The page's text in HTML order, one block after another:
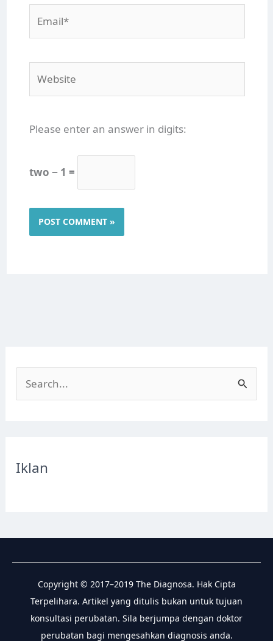
Please enter an answer in digits:
two − 1 =
e
c
r
:
Iklan
Copyright © 2017–2019 The Diagnosa. Hak Cipta
Terpelihara. Artikel yang ditulis bukan untuk tujuan
konsultasi perubatan. Sila berjumpa dengan doktor
perubatan bagi mengesahkan diagnosis anda.